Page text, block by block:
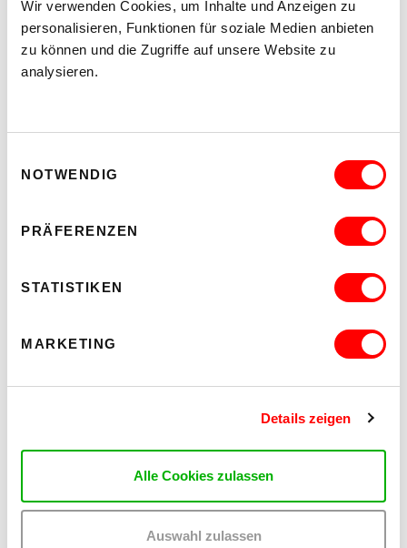
Wir verwenden Cookies, um Inhalte und Anzeigen zu
personalisieren, Funktionen für soziale Medien anbieten
zu können und die Zugriffe auf unsere Website zu
analysieren.
NOTWENDIG
PRÄFERENZEN
STATISTIKEN
MARKETING
Details zeigen
Alle Cookies zulassen
Auswahl zulassen
ON CHEWING SHOELACES: ART, MESS AND RADICAL KINSHIP
METHODE IST?
kex—kunsthalle exnergasse
Barrierefrei über Lift B